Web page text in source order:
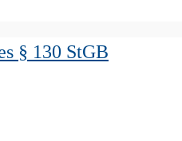
§ 130 StGB